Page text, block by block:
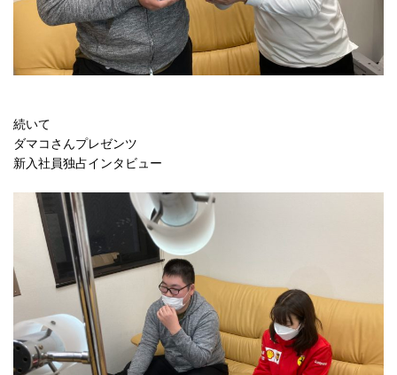
続いて
ダマコさんプレゼンツ
新入社員独占インタビュー